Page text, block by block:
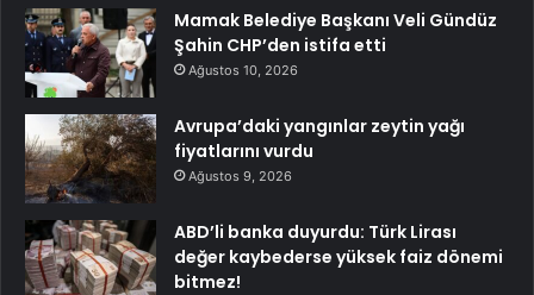
Mamak Belediye Başkanı Veli Gündüz
Şahin CHP’den istifa etti
Ağustos 10, 2026
Avrupa’daki yangınlar zeytin yağı
fiyatlarını vurdu
Ağustos 9, 2026
ABD’li banka duyurdu: Türk Lirası
değer kaybederse yüksek faiz dönemi
bitmez!